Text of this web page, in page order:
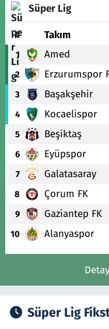
Süper Lig
# Takım
1 Amed
2 Erzurumspor
3 Başakşehir
4 Kocaelispor
5 Beşiktaş
6 Eyüpspor
7 Galatasaray
8 Çorum FK
9 Gaziantep FK
10 Alanyaspor
Süper Lig